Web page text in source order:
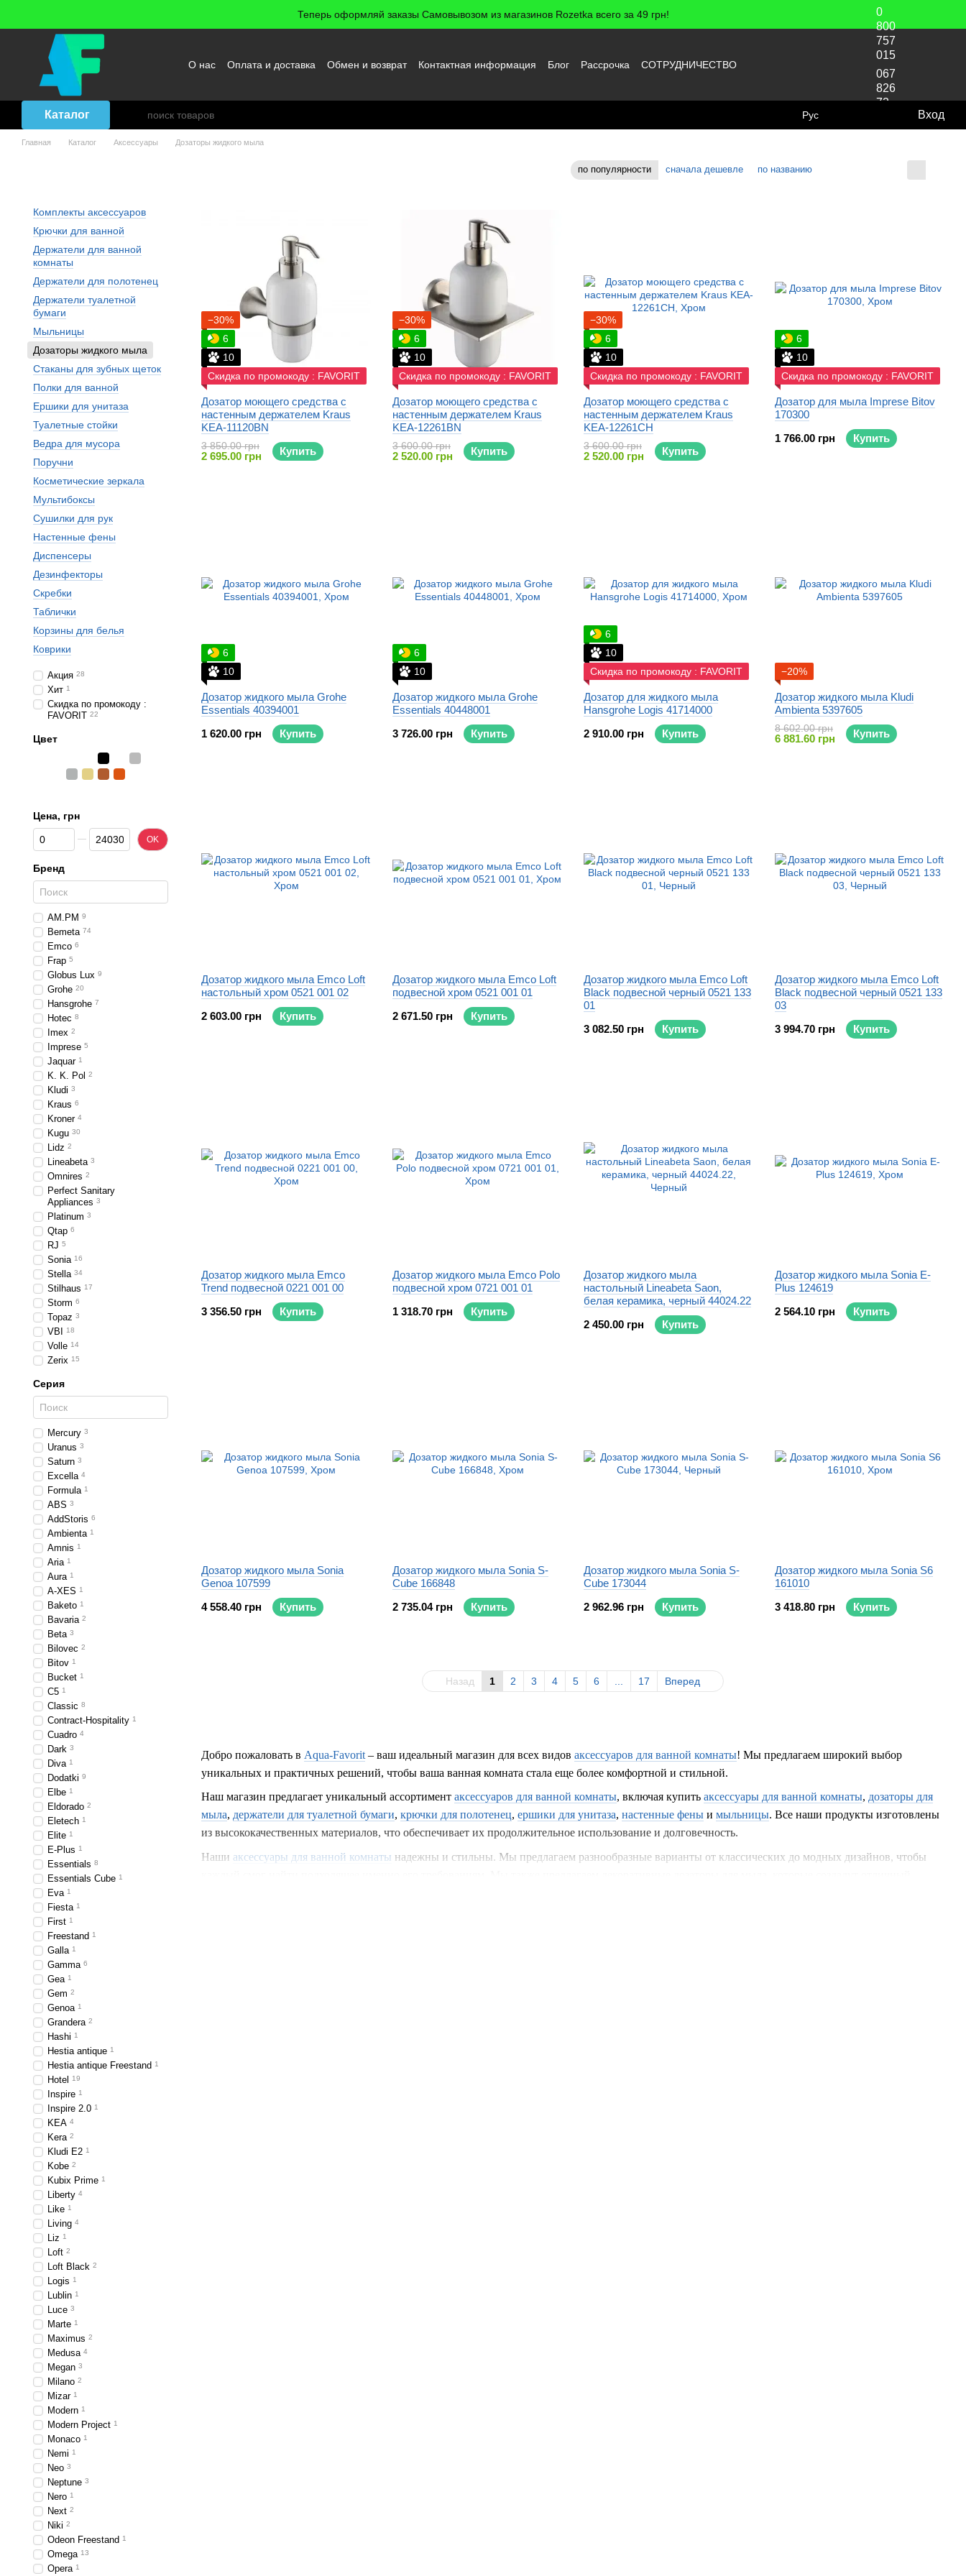
Теперь оформляй заказы Самовывозом из магазинов Rozetka всего за 49 грн!
О нас Оплата и доставка Обмен и возврат Контактная информация Блог Рассрочка
СОТРУДНИЧЕСТВО
0
800
757
015
067
826
72
Каталог Рус Вход
Главная Каталог Аксессуары Дозаторы жидкого мыла
по популярности сначала дешевле по названию
Добро пожаловать в Aqua-Favorit – ваш идеальный магазин для всех видов аксессуаров для ванной комнаты! Мы предлагаем широкий выбор
уникальных и практичных решений, чтобы ваша ванная комната стала еще более комфортной и стильной.
Наш магазин предлагает уникальный ассортимент аксессуаров для ванной комнаты, включая купить аксессуары для ванной комнаты, дозаторы для
мыла, держатели для туалетной бумаги, крючки для полотенец, ершики для унитаза, настенные фены и мыльницы. Все наши продукты изготовлены
из высококачественных материалов, что обеспечивает их продолжительное использование и долговечность.
Наши аксессуары для ванной комнаты надежны и стильны. Мы предлагаем разнообразные варианты от классических до модных дизайнов, чтобы
−30%
6
10
Скидка по промокоду : FAVORIT
Дозатор моющего средства с
настенным держателем Kraus
KEA-11120BN
3 850.00 грн
2 695.00 грн Купить
−30%
6
10
Скидка по промокоду : FAVORIT
Дозатор моющего средства с
настенным держателем Kraus
KEA-12261BN
3 600.00 грн
2 520.00 грн Купить
−30%
6
10
Скидка по промокоду : FAVORIT
Дозатор моющего средства с
настенным держателем Kraus
KEA-12261CH
3 600.00 грн
2 520.00 грн Купить
6
10
Скидка по промокоду : FAVORIT
Дозатор для мыла Imprese Bitov
170300
1 766.00 грн
Купить
6
10
Дозатор жидкого мыла Grohe
Essentials 40394001
1 620.00 грн
Купить
6
10
Дозатор жидкого мыла Grohe
Essentials 40448001
3 726.00 грн
Купить
6
10
Скидка по промокоду : FAVORIT
Дозатор для жидкого мыла
Hansgrohe Logis 41714000
2 910.00 грн
Купить
−20%
Дозатор жидкого мыла Kludi
Ambienta 5397605
8 602.00 грн
6 881.60 грн Купить
Дозатор жидкого мыла Emco Loft
настольный хром 0521 001 02
2 603.00 грн
Купить
Дозатор жидкого мыла Emco Loft
подвесной хром 0521 001 01
2 671.50 грн
Купить
Дозатор жидкого мыла Emco Loft
Black подвесной черный 0521 133
01
3 082.50 грн
Купить
Дозатор жидкого мыла Emco Loft
Black подвесной черный 0521 133
03
3 994.70 грн
Купить
Дозатор жидкого мыла Emco
Trend подвесной 0221 001 00
3 356.50 грн
Купить
Дозатор жидкого мыла Emco Polo
подвесной хром 0721 001 01
1 318.70 грн
Купить
Дозатор жидкого мыла
настольный Lineabeta Saon,
белая керамика, черный 44024.22
2 450.00 грн
Купить
Дозатор жидкого мыла Sonia E-
Plus 124619
2 564.10 грн
Купить
Дозатор жидкого мыла Sonia
Genoa 107599
4 558.40 грн
Купить
Дозатор жидкого мыла Sonia S-
Cube 166848
2 735.04 грн
Купить
Дозатор жидкого мыла Sonia S-
Cube 173044
2 962.96 грн
Купить
Дозатор жидкого мыла Sonia S6
161010
3 418.80 грн
Купить
Назад 1 2 3 4 5 6 17 Вперед
Комплекты аксессуаров
Крючки для ванной
Держатели для ванной
комнаты
Держатели для полотенец
Держатели туалетной
бумаги
Мыльницы
Дозаторы жидкого мыла
Стаканы для зубных щеток
Полки для ванной
Ершики для унитаза
Туалетные стойки
Ведра для мусора
Поручни
Косметические зеркала
Мультибоксы
Сушилки для рук
Настенные фены
Диспенсеры
Дезинфекторы
Скребки
Таблички
Корзины для белья
Коврики
Акция 28
Хит 1
Скидка по промокоду :
FAVORIT 22
Цвет
Цена, грн
От Цена, грн
До Цена, грн OK
Бренд
AM.PM 9
Bemeta 74
Emco 6
Frap 5
Globus Lux 9
Grohe 20
Hansgrohe 7
Hotec 8
Imex 2
Imprese 5
Jaquar 1
K. K. Pol 2
Kludi 3
Kraus 6
Kroner 4
Kugu 30
Lidz 2
Lineabeta 3
Omnires 2
Perfect Sanitary
Appliances 3
Platinum 3
Qtap 6
RJ 5
Sonia 16
Stella 34
Stilhaus 17
Storm 6
Topaz 3
VBI 18
Volle 14
Zerix 15
Серия
Mercury 3
Uranus 3
Saturn 3
Excella 4
Formula 1
ABS 3
AddStoris 6
Ambienta 1
Amnis 1
Aria 1
Aura 1
A-XES 1
Baketo 1
Bavaria 2
Beta 3
Bilovec 2
Bitov 1
Bucket 1
C5 1
Classic 8
Contract-Hospitality 1
Cuadro 4
Dark 3
Diva 1
Dodatki 9
Elbe 1
Eldorado 2
Eletech 1
Elite 1
E-Plus 1
Essentials 8
Essentials Cube 1
Eva 1
Fiesta 1
First 1
Freestand 1
Galla 1
Gamma 6
Gea 1
Gem 2
Genoa 1
Grandera 2
Hashi 1
Hestia antique 1
Hestia antique Freestand 1
Hotel 19
Inspire 1
Inspire 2.0 1
KEA 4
Kera 2
Kludi Е2 1
Kobe 2
Kubix Prime 1
Liberty 4
Like 1
Living 4
Liz 1
Loft 2
Loft Black 2
Logis 1
Lublin 1
Luce 3
Marte 1
Maximus 2
Medusa 4
Megan 3
Milano 2
Mizar 1
Modern 1
Modern Project 1
Monaco 1
Nemi 1
Neo 3
Neptune 3
Nero 1
Next 2
Niki 2
Odeon Freestand 1
Omega 13
Opera 1